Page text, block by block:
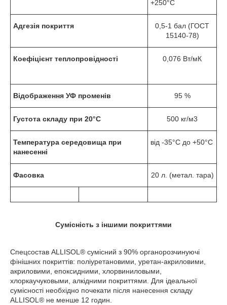
+250°С
Адгезія покриття
0,5-1 бал (ГОСТ
15140-78)
Коефіцієнт теплопровідності 0,076 Вт/мК
Відображення УФ променів 95 %
Густота складу при 20°С 500 кг/м3
Температура середовища при
нанесенні
від -35°С до +50°С
Фасовка 20 л. (метал. тара)
Сумісність з іншими покриттями
Спецсостав ALLISOL ® сумісний з 90% органорозчинуючі
фінішних покриттів: поліуретановими, уретан-акриловими,
акриловими, епоксидними, хлорвиниловыми,
хлоркаучуковыми, алкідними покриттями. Для ідеальної
сумісності необхідно почекати після нанесення складу
ALLISOL ® не менше 12 годин.